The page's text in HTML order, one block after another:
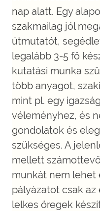
nap alatt. Egy
szakmailag jól
útmutatót,
legalább 3-5 fő
kutatási munka
több anyagot,
mint pl. egy
véleményhez, és
gondolatok és
szükséges. A
mellett
munkát nem lehet
pályázatot csak az
lelkes öregek